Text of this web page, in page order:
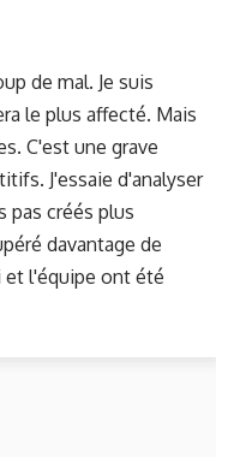
de mal. Je suis
le plus affecté. Mais
C'est une grave
J'essaie d'analyser
pas créés plus
davantage de
et l'équipe ont été